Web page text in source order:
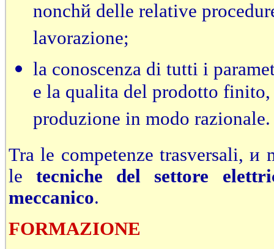
nonchй delle relative
lavorazione;
la conoscenza di tutti i
e la qualitа del prodotto
produzione in modo razionale.
Tra le competenze trasversali,
letecniche del settore
meccanico.
FORMAZIONE